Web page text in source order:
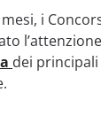
i
dei